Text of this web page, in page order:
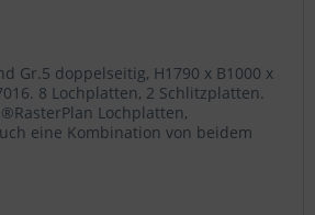
Gr.5 doppelseitig, H1790 x B1000 x
8 Lochplatten, 2 Schlitzplatten.
Lochplatten,
eine Kombination von beidem